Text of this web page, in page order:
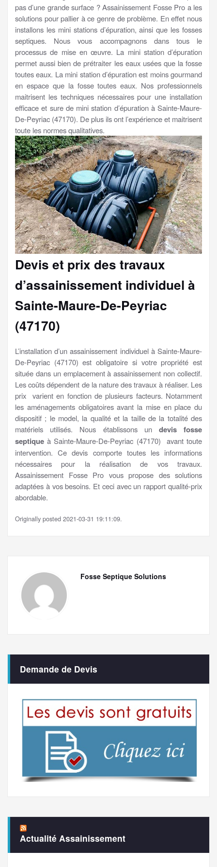
pas d’une grande surface ? Assainissement Fosse Pro a les
solutions pour pallier à ce genre de problème. En effet nous
installons les mini stations d’épuration, ainsi que les fosses
septiques. Nous vous accompagnons dans tous le
processus de mise en œuvre. La mini station d’épuration
permet aussi bien de prétraiter les eaux usées que la fosse
toutes eaux. La mini station d’épuration est moins gourmand
en espace que la fosse toutes eaux. Nos professionnels
maitrisent les techniques nécessaires pour une installation
efficace et sure de mini station d’épuration à Sainte-Maure-
De-Peyriac (47170). De plus ils ont l’expérience et maitrisent
toute les normes qualitatives.
Devis et prix des travaux
d’assainissement individuel à
Sainte-Maure-De-Peyriac
(47170)
L’installation d’un assainissement individuel à Sainte-Maure-
De-Peyriac (47170) est obligatoire si votre propriété est
située dans un emplacement à assainissement non collectif.
Les coûts dépendent de la nature des travaux à réaliser. Les
prix varient en fonction de plusieurs facteurs. Notamment
les aménagements obligatoires avant la mise en place du
dispositif ; le model, la qualité et la taille de la totalité des
matériels utilisés. Nous établissons un devis fosse
septique à Sainte-Maure-De-Peyriac (47170) avant toute
intervention. Ce devis comporte toutes les informations
nécessaires pour la réalisation de vos travaux.
Assainissement Fosse Pro vous propose des solutions
adaptées à vos besoins. Et ceci avec un rapport qualité-prix
abordable.
Originally posted 2021-03-31 19:11:09.
Fosse Septique Solutions
Demande de Devis
Actualité Assainissement